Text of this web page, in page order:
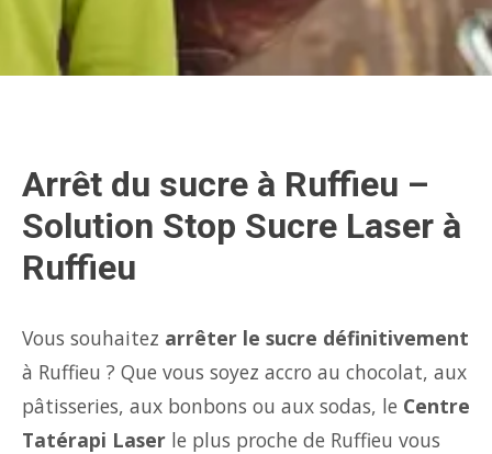
Arrêt du sucre à Ruffieu –
Solution Stop Sucre Laser à
Ruffieu
Vous souhaitez arrêter le sucre définitivement
à Ruffieu ? Que vous soyez accro au chocolat, aux
pâtisseries, aux bonbons ou aux sodas, le Centre
Tatérapi Laser le plus proche de Ruffieu vous